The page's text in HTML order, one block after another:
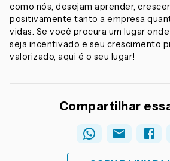
como nós, desejam aprender,
positivamente tanto a empresa
vidas. Se você procura um lugar
seja incentivado e seu crescimento
valorizado, aqui é o seu lugar!
Compartilhar